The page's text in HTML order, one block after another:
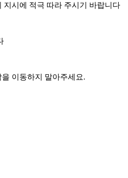
지시에 적극 따라 주시기 바랍니다
이동하지 말아주세요.